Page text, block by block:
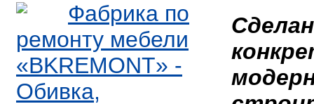
Фабрика по
ремонту мебели
«BKREMONT» -
Обивка,